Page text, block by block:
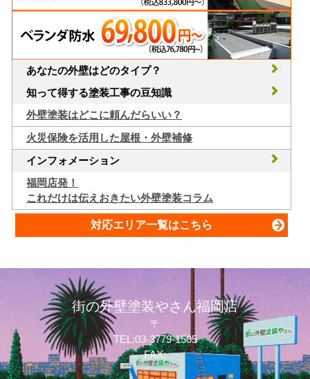
あなたの外壁はどのタイプ？
知って得する塗装工事の豆知識
外壁塗装はどこに頼んだらいい？
火災保険を活用した屋根・外壁補修
インフォメーション
福岡店発！
これだけは伝えおきたい外壁塗装コラム
対応エリア一覧はこちら
街の外壁塗装やさん福岡店
〒
TEL:03-3779-1505
FAX: